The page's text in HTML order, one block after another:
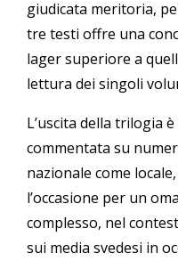
giudicata meritoria,
tre testi offre una
lager superiore a
lettura dei singoli
L’uscita della trilogia
commentata su
nazionale come
l’occasione per un
complesso, nel
sui media svedesi in